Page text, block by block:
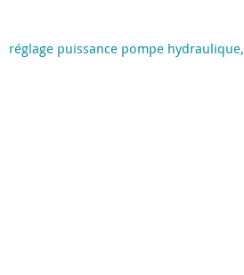
réglage puissance pompe